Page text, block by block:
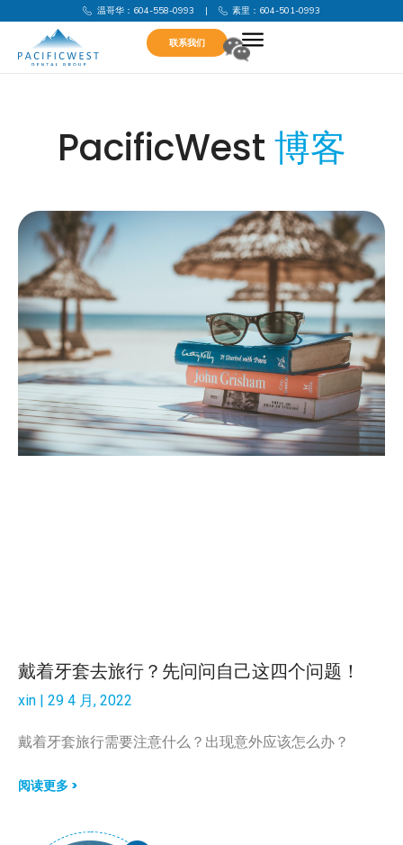
温哥华：604-558-0993 | 素里：604-501-0993
联系我们
PacificWest博客
戴着牙套去旅行？先问问自己这四个问题！
xin 29 4 月, 2022
戴着牙套旅行需要注意什么？出现意外应该怎么办？
阅读更多 >